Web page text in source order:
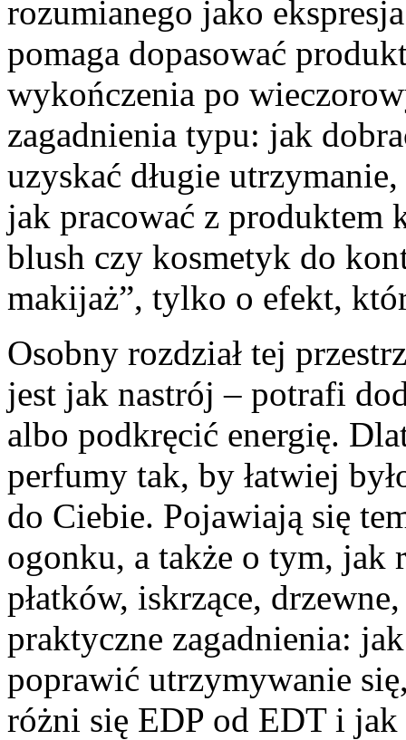
rozumianego jako
pomaga dopasować
wykończenia po
zagadnienia typu: jak
uzyskać długie
jak pracować z produktem
blush czy kosmetyk do
makijaż”, tylko o efekt,
Osobny rozdział tej
jest jak nastrój – potrafi
albo podkręcić energię.
perfumy tak, by łatwiej
do Ciebie. Pojawiają się
ogonku, a także o tym, jak
płatków, iskrzące,
praktyczne zagadnienia:
poprawić utrzymywanie
różni się EDP od EDT i jak